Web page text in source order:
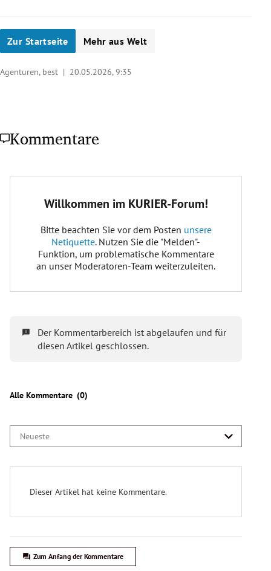
Zur Startseite Mehr aus Welt
Agenturen, best | 20.05.2026, 9:35
Kommentare